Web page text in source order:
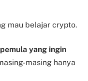
mau belajar crypto.
yang ingin
masing hanya